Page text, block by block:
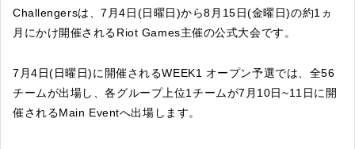
Challengersは、7月4日(日曜日)から8月15日(金曜日)の約1ヵ
月にかけ開催されるRiot Games主催の公式大会です。
7月4日(日曜日)に開催されるWEEK1 オープン予選では、全56
チームが出場し、各グループ上位1チームが7月10日~11日に開
催されるMain Eventへ出場します。